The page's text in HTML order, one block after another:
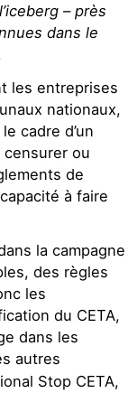
– près
dans le
les entreprises
nationaux,
cadre d’un
ou
de
à faire
la campagne
des règles
les
du CETA,
dans les
autres
Stop CETA,